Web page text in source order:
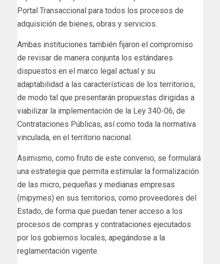
Portal Transaccional para todos los procesos de
adquisición de bienes, obras y servicios.
Ambas instituciones también fijaron el compromiso
de revisar de manera conjunta los estándares
dispuestos en el marco legal actual y su
adaptabilidad a las características de los territorios,
de modo tal que presentarán propuestas dirigidas a
viabilizar la implementación de la Ley 340-06, de
Contrataciones Públicas, así como toda la normativa
vinculada, en el territorio nacional.
Asimismo, como fruto de este convenio, se formulará
una estrategia que permita estimular la formalización
de las micro, pequeñas y medianas empresas
(mipymes) en sus territorios, como proveedores del
Estado, de forma que puedan tener acceso a los
procesos de compras y contrataciones ejecutados
por los gobiernos locales, apegándose a la
reglamentación vigente.